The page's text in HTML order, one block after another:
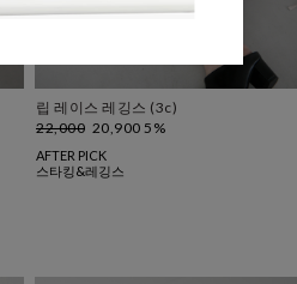
립 레이스 레깅스 (3c)
22,000 20,900 5%
AFTER PICK
스타킹&레깅스